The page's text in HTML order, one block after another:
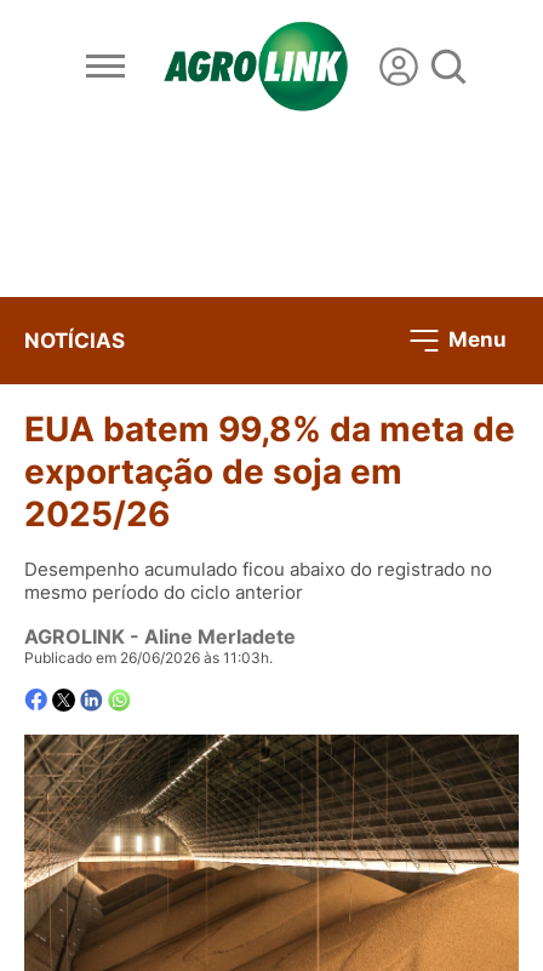
NOTÍCIAS Menu
EUA batem 99,8% da meta de
exportação de soja em
2025/26
Desempenho acumulado ficou abaixo do registrado no
mesmo período do ciclo anterior
AGROLINK - Aline Merladete
Publicado em 26/06/2026 às 11:03h.